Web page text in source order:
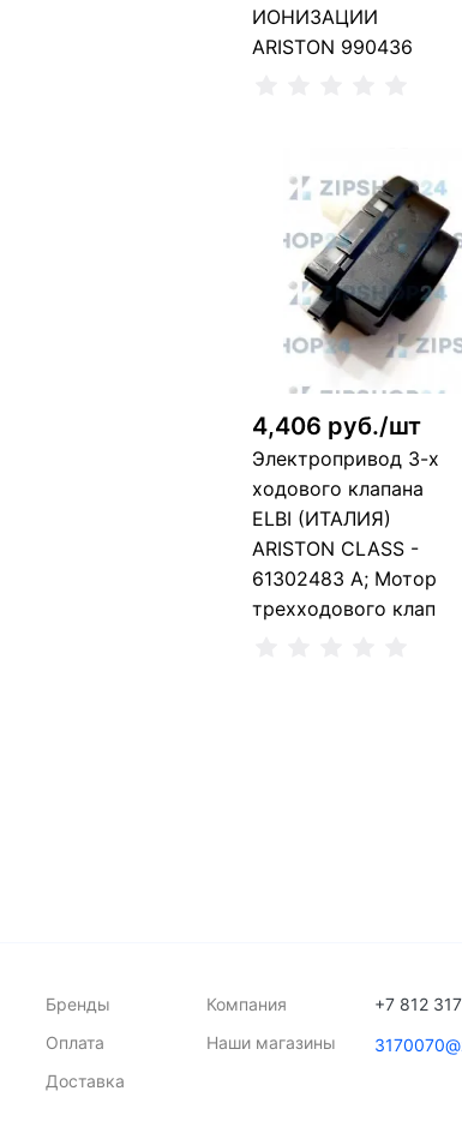
ИОНИЗАЦИИ
ARISTON 990436
Сообщить о
Нет в наличии,
4,406 руб./шт
Электропривод 3-х
ходового клапана
ELBI (ИТАЛИЯ)
ARISTON CLASS -
61302483 A; Мотор
трехходового клап
Бренды
Оплата
Доставка
Компания
Наши магазины
+7 812